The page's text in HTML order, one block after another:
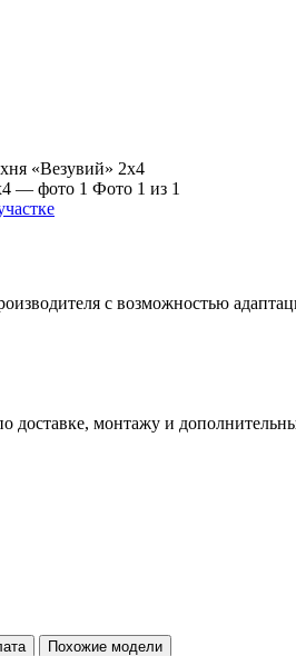
«Везувий» 2х4
Фото 1 из 1
с возможностью
монтажу и
Похожие модели